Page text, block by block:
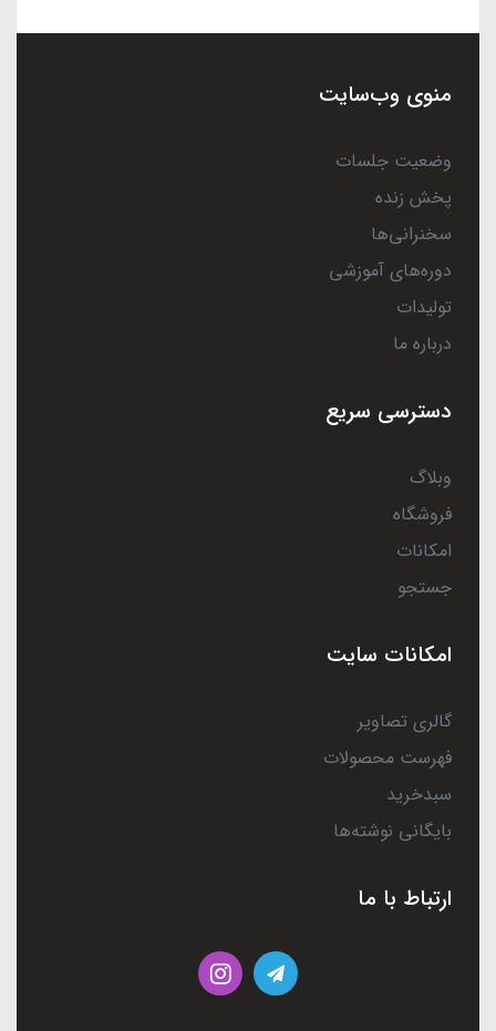
منوی وب‌سایت
وضعیت جلسات
پخش زنده
سخنرانی‌ها
دوره‌های آموزشی
تولیدات
درباره ما
دسترسی سریع
وبلاگ
فروشگاه
امکانات
جستجو
امکانات سایت
گالری تصاویر
فهرست محصولات
سبدخرید
بایگانی نوشته‌ها
ارتباط با ما